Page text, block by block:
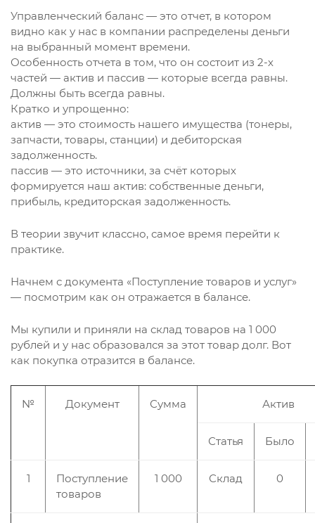
Управленческий баланс — это отчет, в котором
видно как у нас в компании распределены деньги
на выбранный момент времени.
Особенность отчета в том, что он состоит из 2-х
частей — актив и пассив — которые всегда равны.
Должны быть всегда равны.
Кратко и упрощенно:
актив — это стоимость нашего имущества (тонеры,
запчасти, товары, станции) и дебиторская
задолженность.
пассив — это источники, за счёт которых
формируется наш актив: собственные деньги,
прибыль, кредиторская задолженность.
В теории звучит классно, самое время перейти к
практике.
Начнем с документа «Поступление товаров и услуг»
— посмотрим как он отражается в балансе.
Мы купили и приняли на склад товаров на 1 000
рублей и у нас образовался за этот товар долг. Вот
как покупка отразится в балансе.
№ Документ Сумма Актив
Статья Было
1
Поступление
товаров
1 000 Склад 0